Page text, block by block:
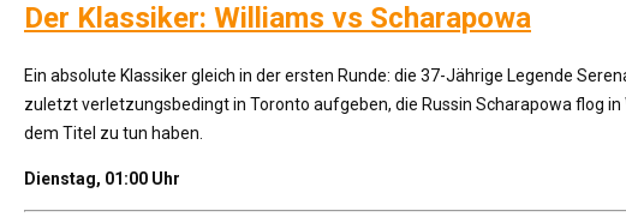
Der Klassiker: Williams vs Scharapowa
Ein absolute Klassiker gleich in der ersten Runde: die 37-Jährige Legende
zuletzt verletzungsbedingt in Toronto aufgeben, die Russin Scharapowa flog
dem Titel zu tun haben.
Dienstag, 01:00 Uhr